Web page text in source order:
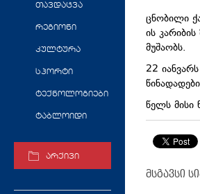
თავდაცვა
რეგიონი
კულტურა
სპორტი
ტექნოლოგიები
ტაბლოიდი
არქივი
ცნობილი
ის
მუშაობს.
22
წელს მისი
მსგავსი